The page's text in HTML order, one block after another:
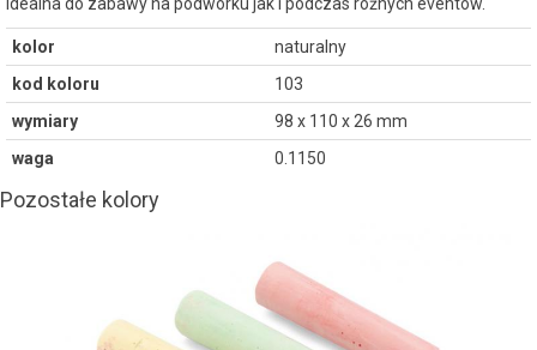
kolor
naturalny
kod koloru
103
wymiary
98 x 110 x 26 mm
waga
0.1150
Pozostałe kolory